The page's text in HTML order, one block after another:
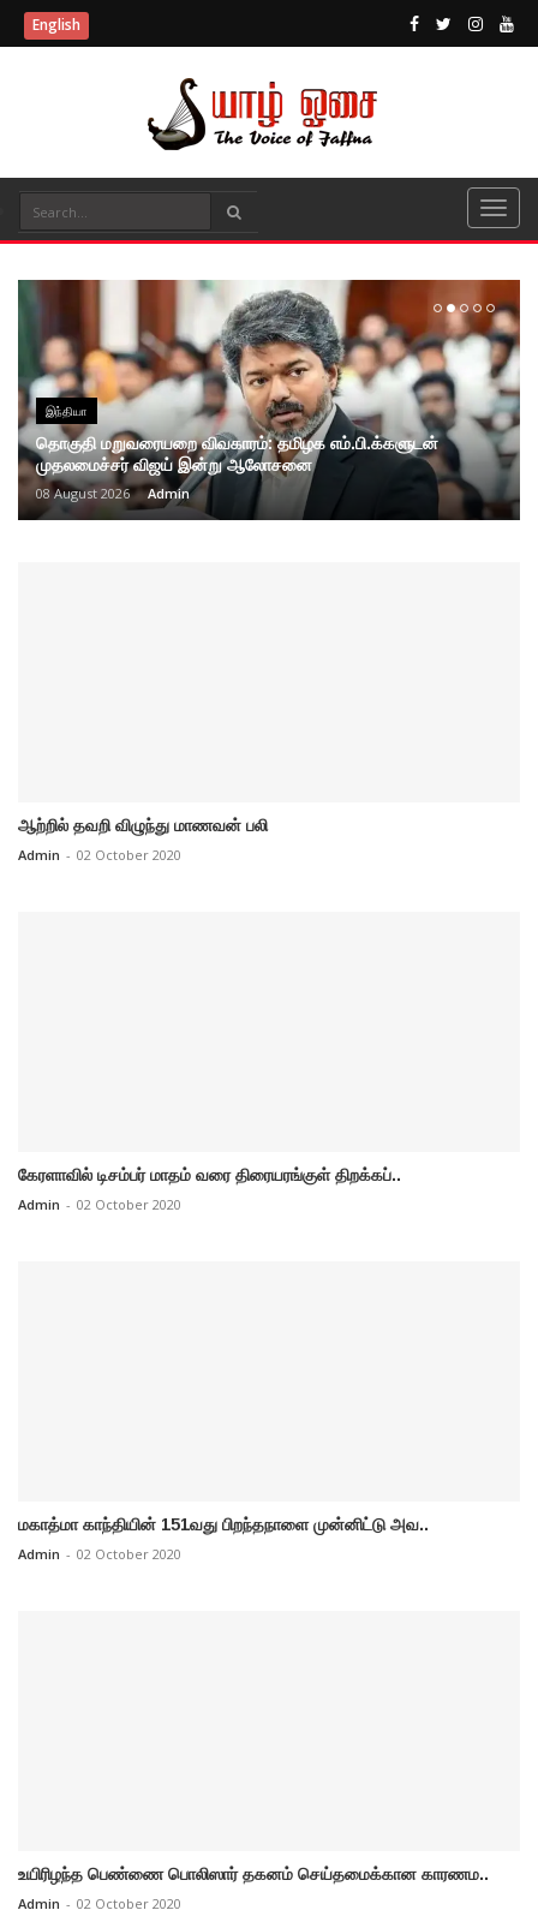
English
இந்தியா
தொகுதி மறுவரையறை விவகாரம்: தமிழக எம்.பி.க்களுடன்
முதலமைச்சர் விஜய் இன்று ஆலோசனை
08 August 2026 Admin
ஆற்றில் தவறி விழுந்து மாணவன் பலி
Admin - 02 October 2020
கேரளாவில் டிசம்பர் மாதம் வரை திரையரங்குள் திறக்கப்..
Admin - 02 October 2020
மகாத்மா காந்தியின் 151வது பிறந்தநாளை முன்னிட்டு அவ..
Admin - 02 October 2020
உயிரிழந்த பெண்ணை பொலிஸார் தகனம் செய்தமைக்கான காரணம..
Admin - 02 October 2020